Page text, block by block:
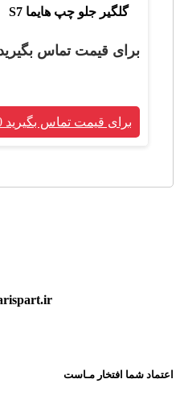
گلگیر جلو چپ هایما S7
برای قیمت تماس
برای قیمت تماس بگیرید 09120755610
اعتماد شما افتخار مـاست